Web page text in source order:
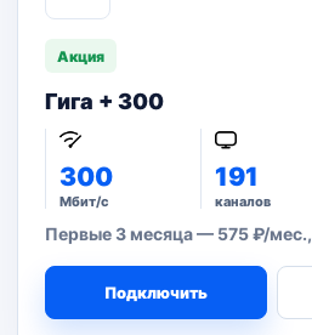
Акция
Гига + 300
300
Мбит/с
191
каналов
Первые 3 месяца — 575 ₽/мес.,
Подключить